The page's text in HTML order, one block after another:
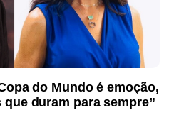
do Mundo é emoção,
duram para sempre”